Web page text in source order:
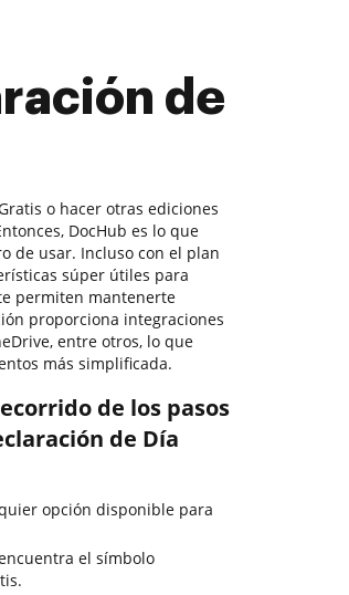
de
o hacer otras ediciones
DocHub es lo que
de usar. Incluso con el plan
súper útiles para
permiten mantenerte
proporciona integraciones
entre otros, lo que
más simplificada.
de los pasos
de Día
opción disponible para
el símbolo